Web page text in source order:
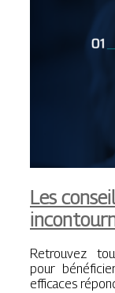
Les
Retrouvez
pour
efficaces